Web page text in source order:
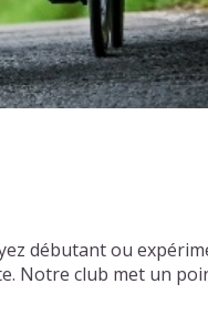
débutant ou
Notre club met un